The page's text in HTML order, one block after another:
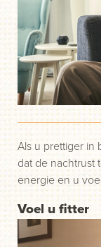
Voel u fitter
Als u prettiger in
dat de nachtrust
energie en u